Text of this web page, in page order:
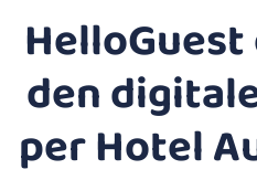
den
per Hotel